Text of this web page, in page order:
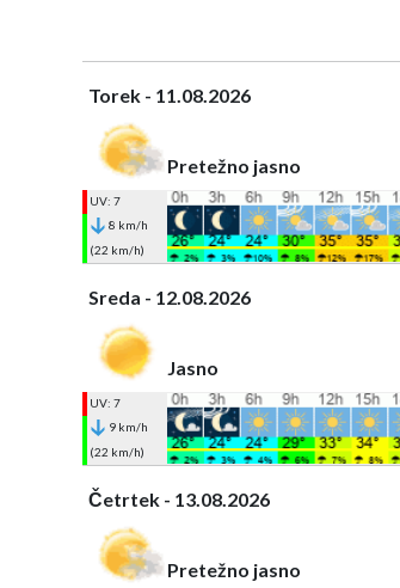
Torek - 11.08.2026
Pretežno jasno
UV: 7
8 km/h
(22 km/h)
Sreda - 12.08.2026
Jasno
UV: 7
9 km/h
(22 km/h)
Četrtek - 13.08.2026
Pretežno jasno